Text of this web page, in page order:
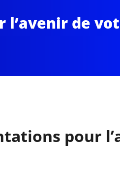
l’avenir de
pour